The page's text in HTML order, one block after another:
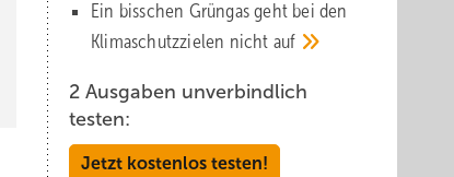
Ein bisschen Grüngas geht bei den
Klima­schutz­zielen nicht auf
2 Ausgaben unverbindlich
testen:
Jetzt kostenlos testen!